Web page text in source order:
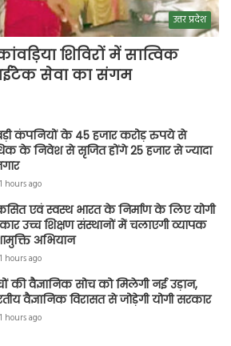
उत्तर प्रदेश
शिविरों में सात्विक
सेवा का संगम
कंपनियों के 45 हजार करोड़ रुपये से
के निवेश से सृजित होंगे 25 हजार से ज्यादा
hours ago
एवं स्वस्थ भारत के निर्माण के लिए योगी
उच्च शिक्षण संस्थानों में चलाएगी व्यापक
अभियान
hours ago
की वैज्ञानिक सोच को मिलेगी नई उड़ान,
वैज्ञानिक विरासत से जोड़ेगी योगी सरकार
hours ago